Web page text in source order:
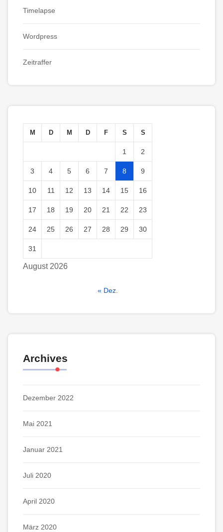
Timelapse
Wordpress
Zeitraffer
August 2026
M D M D F S S
1 2
3 4 5 6 7 8 9
10 11 12 13 14 15 16
17 18 19 20 21 22 23
24 25 26 27 28 29 30
31
« Dez.
Archives
Dezember 2022
Mai 2021
Januar 2021
Juli 2020
April 2020
März 2020